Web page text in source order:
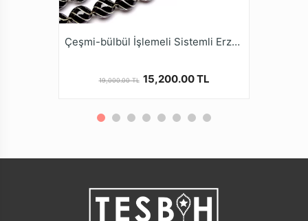
Taşı bu güçlük nedeniyle Değerli taşlar sınıfındadır.
* İsmini çıkarıldığı İlçenin isminden alan bu taş,
genellikle siyah ve çok narin görülse de kahve
Taşı Topraktan çıktığında yumuşak olmasına rağmen
zamanda İşlendikçe sertleşen, Kullanıldıkça parlayan
* Oltu Taşı Pozitif düşünmenize, Kendinize güven,
Stres azaltıcı, Gerginlik giderici, Sabır verici, Nazara
Çeşmi-bülbül İşlemeli Sistemli Erzurum Oltu Tesbihi
19,000.00 TL 15,200.00 TL